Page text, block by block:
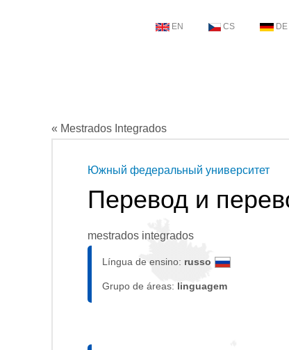
EN CS DE
« Mestrados Integrados
Южный федеральный университет
Перевод и
mestrados integrados
Língua de ensino: russo
Grupo de áreas: linguagem